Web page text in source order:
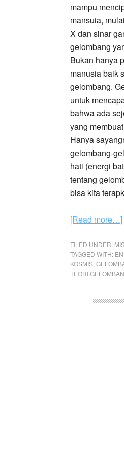
mampu
mansuia,
X dan sinar
gelombang
Bukan hanya
manusia baik
gelombang.
untuk
bahwa ada
yang
Hanya
gelombang-
hati (energi
tentang
bisa kita
[Read more…]
FILED UNDER:
TAGGED WITH:
KOSMIS
TEORI